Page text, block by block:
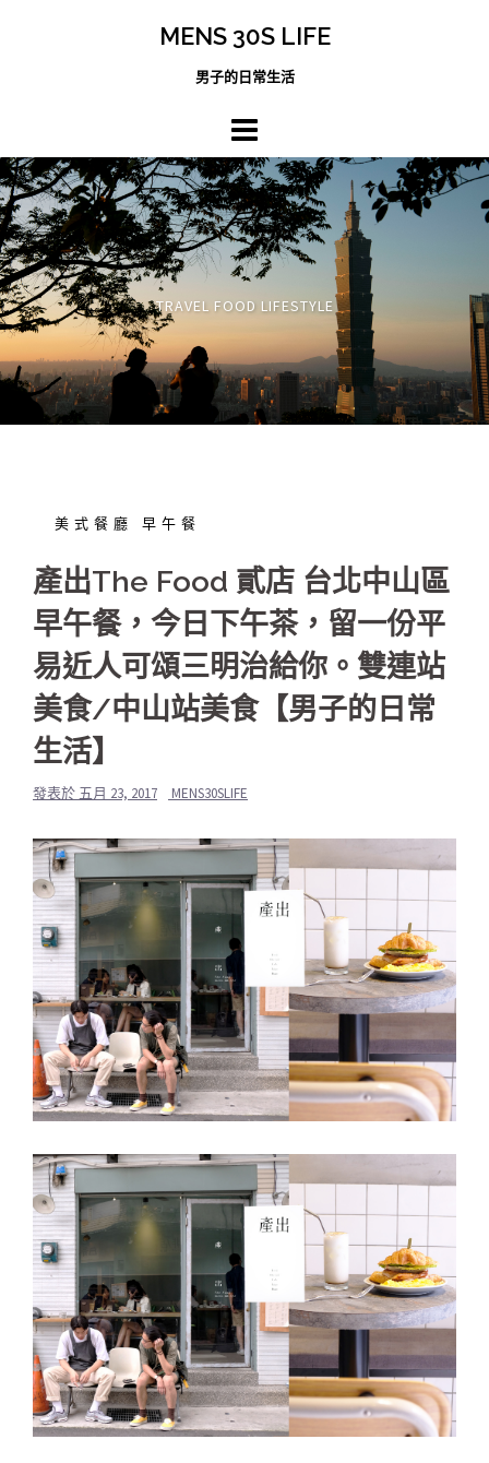
MENS 30S LIFE
男子的日常生活
TRAVEL FOOD LIFESTYLE
美式餐廳 早午餐
產出The Food 貳店 台北中山區
早午餐，今日下午茶，留一份平
易近人可頌三明治給你。雙連站
美食/中山站美食【男子的日常
生活】
發表於 五月 23, 2017 MENS30SLIFE